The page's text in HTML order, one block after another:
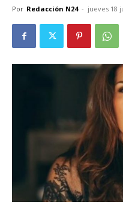
Por Redacción N24 - jueves 18